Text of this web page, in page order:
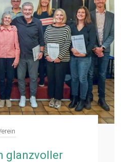
glanzvoller